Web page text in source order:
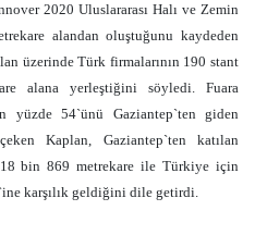
2020 Uluslararası Halı ve Zemin
alandan oluştuğunu kaydeden
üzerinde Türk firmalarının 190 stant
alana yerleştiğini söyledi. Fuara
yüzde 54`ünü Gaziantep`ten giden
Kaplan, Gaziantep`ten katılan
18 bin869 metrekare ile Türkiye için
karşılık geldiğini dile getirdi.